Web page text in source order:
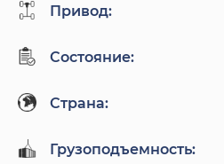
Привод:
Состояние:
Страна:
Грузоподъемность: